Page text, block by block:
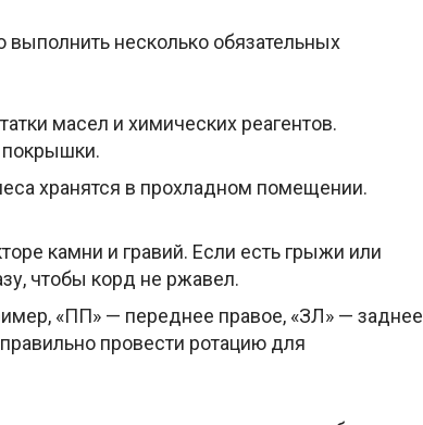
несколько обязательных
масел и химических реагентов.
покрышки.
хранятся в прохладном помещении.
камни и гравий. Если есть грыжи или
чтобы корд не ржавел.
«ПП» — переднее правое, «ЗЛ» — заднее
провести ротацию для